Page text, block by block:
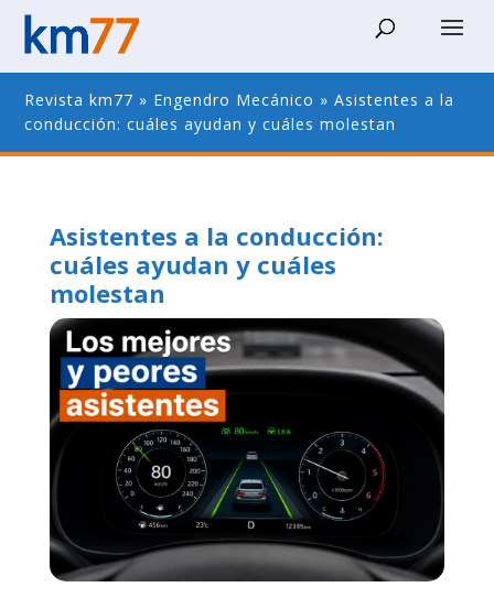
Revista km77 » Engendro Mecánico »Asistentes a la
conducción: cuáles ayudan y cuáles molestan
Asistentes a la conducción:
cuáles ayudan y cuáles
molestan